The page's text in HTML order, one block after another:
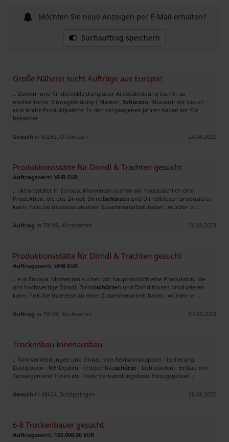
Möchten Sie neue Anzeigen per E-Mail erhalten?
Suchauftrag speichern
Große Näherei sucht Aufträge aus Europa!
.. Damen- und Kinderbekleidung über Arbeitskleidung bis hin zu
medizinischer Einwegkleidung ( Masken, Schürzen, Mützen)- wir bieten
eine breite Produktpalette. In den vergangenen Jahren haben wir für
bekannte ..
Gesuch in 63263, Offenbach 24.04.2023
Produktionsstätte für Dirndl & Trachten gesucht
Auftragswert: VHB EUR
.. uktionsstätte in Europa. Momentan suchen wir hauptsächlich eine
Produktion, die uns Dirndl, Dirndlschürzen und Dirndlblusen produzieren
kann. Falls Sie Interesse an einer Zusammenarbeit haben, würden w ..
Auftrag in 79199, Kirchzarten 20.03.2023
Produktionsstätte für Dirndl & Trachten gesucht
Auftragswert: VHB EUR
.. e in Europa. Momentan suchen wir hauptsächlich eine Produktion, die
uns hochwertige Dirndl, Dirndlschürzen und Dirndlblusen produzieren
kann. Falls Sie Interesse an einer Zusammenarbeit haben, würden w ..
Auftrag in 79199, Kirchzarten 07.03.2023
Trockenbau Innenausbau
.. Rohrverkleidungen und Einbau von Revisionsklappen - Isolierung
Dachboden - MF-Decken - Trockenbauschürze - Lichtvouten - Einbau von
Türzargen und Türen etc. Preis: Verhandlungsbasis Einzugsgebiet ..
Gesuch in 48624, Schöppingen 26.08.2022
6-8 Trockenbauer gesucht
Auftragswert: 135.000,00 EUR